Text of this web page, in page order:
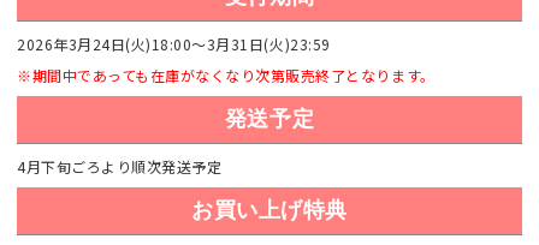
2026年3月24日(火)18:00～3月31日(火)23:59
※期間中であっても在庫がなくなり次第販売終了となります。
発送予定
4月下旬ごろより順次発送予定
お買い上げ特典